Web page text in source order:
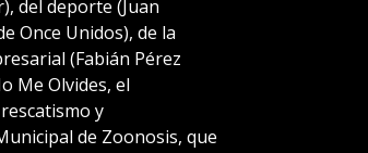
del deporte (Juan
Once Unidos), de la
(Fabián Pérez
Me Olvides, el
y
de Zoonosis, que